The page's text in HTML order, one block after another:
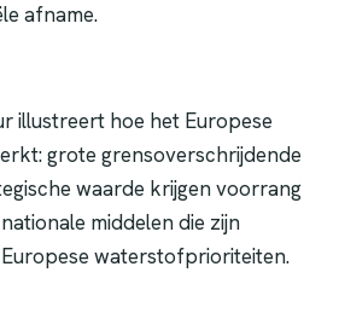
afname.
illustreert hoe het Europese
grote grensoverschrijdende
waarde krijgen voorrang
middelen die zijn
waterstofprioriteiten.